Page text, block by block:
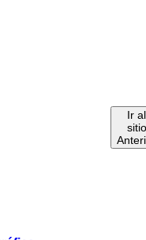
Ir al
sitio